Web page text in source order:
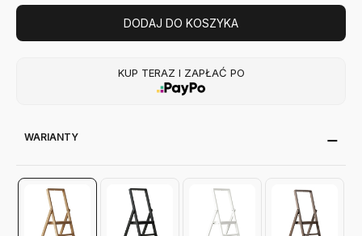
DODAJ DO KOSZYKA
KUP TERAZ I ZAPŁAĆ PO
WARIANTY